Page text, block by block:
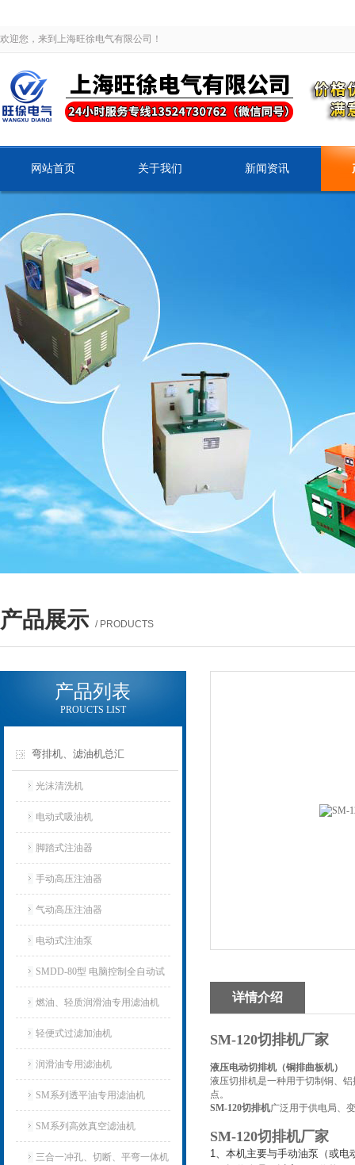
欢迎您，来到上海旺徐电气有限公司！
网站首页 关于我们 新闻资讯
产品展示 / PRODUCTS
产品列表
PROUCTS LIST
弯排机、滤油机总汇
光沫清洗机
电动式吸油机
脚踏式注油器
手动高压注油器
气动高压注油器
电动式注油泵
SMDD-80型 电脑控制全自动试
油器
燃油、轻质润滑油专用滤油机
轻便式过滤加油机
润滑油专用滤油机
SM系列透平油专用滤油机
SM系列高效真空滤油机
三合一冲孔、切断、平弯一体机
详情介绍
SM-120切排机厂家
液压电动切排机（铜排曲板机）
液压切排机是一种用于切制铜、
点。
SM-120切排机广泛用于供电局、
SM-120切排机厂家
1、本机主要与手动油泵（或